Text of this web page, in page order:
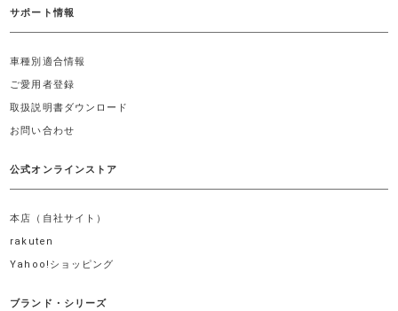
サポート情報
車種別適合情報
ご愛用者登録
取扱説明書ダウンロード
お問い合わせ
公式オンラインストア
本店（自社サイト）
rakuten
Yahoo!ショッピング
ブランド・シリーズ